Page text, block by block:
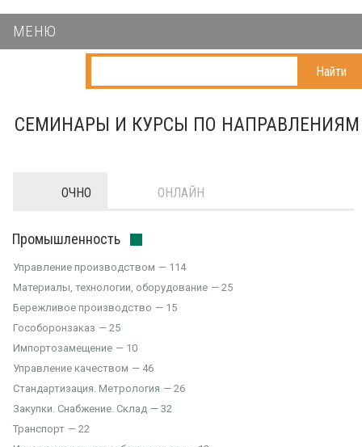
МЕНЮ
Найти
СЕМИНАРЫ И КУРСЫ ПО НАПРАВЛЕНИЯМ
ОЧНО ОНЛАЙН
Промышленность
Управление производством
114
Материалы, технологии, оборудование
25
Бережливое производство
15
Гособоронзаказ
25
Импортозамещение
10
Управление качеством
46
Стандартизация. Метрология
26
Закупки. Снабжение. Склад
32
Транспорт
22